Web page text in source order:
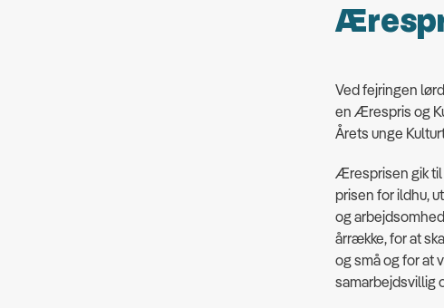
Ved fejringen
en Ærespris og
Årets unge
Æresprisen gik til
prisen for ildhu,
og
årrække, for at
og små og for at
samarbejdsvillig